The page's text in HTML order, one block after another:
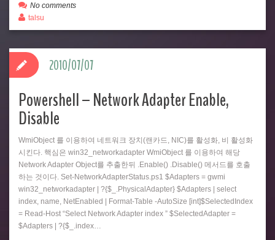
No comments
talsu
Powershell – Network Adapter Enable,
Disable
WmiObject 를 이용하여 네트워크 장치(랜카드, NIC)를 활성화, 비 활성화
시킨다. 핵심은 win32_networkadapter WmiObject 를 이용하여 해당
Network Adapter Object를 추출한뒤 .Enable() .Disable() 메서드를 호출
하는 것이다. Set-NetworkAdapterStatus.ps1 $Adapters = gwmi
win32_networkadapter | ?{$_.PhysicalAdapter} $Adapters | select
index, name, NetEnabled | Format-Table -AutoSize [int]$SelectedIndex
= Read-Host “Select Network Adapter index ” $SelectedAdapter =
$Adapters | ?{$_.index…
2010/07/07